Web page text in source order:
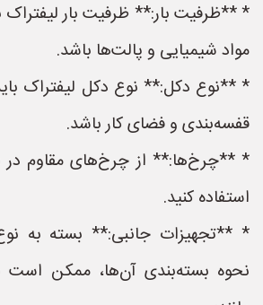
* **ظرفیت بار:** ظرفیت بار لیفتراک
مواد شیمیایی و پالت‌ها باشد.
* **نوع دکل:** نوع دکل لیفتراک
قفسه‌بندی و فضای کار باشد.
* **چرخ‌ها:** از چرخ‌های مقاوم در
استفاده کنید.
* **تجهیزات جانبی:** بسته به
نحوه بسته‌بندی آن‌ها، ممکن است